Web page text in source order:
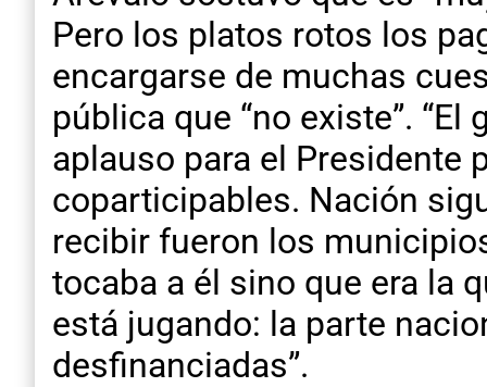
Pero los platos rotos los
encargarse de muchas
pública que “no existe”.
aplauso para el Presidente
coparticipables. Nación
recibir fueron los
tocaba a él sino que era la
está jugando: la parte
desfinanciadas”.